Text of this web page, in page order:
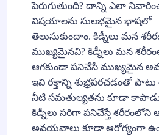
పెరుగుతుంది? దాన్ని ఎలా
విషయాలను సులభమైన భాషలో
తెలుసుకుందాం. కిడ్నీలు మన
ముఖ్యమైనవి? కిడ్నీలు మన
ఆగకుండా పనిచేసే ముఖ్యమైన
ఇవి రక్తాన్ని శుభ్రపరచడంతో
నీటి సమతుల్యతను కూడా
కిడ్నీలు సరిగా పనిచేస్తే శరీరంలోని
అవయవాలు కూడా ఆరోగ్యంగా